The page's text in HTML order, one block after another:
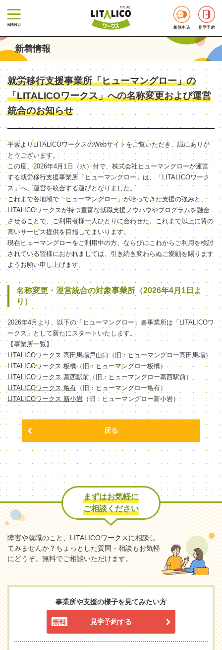
相談申込 見学予約
新着情報
就労移行支援事業所「ヒューマングロー」の
「LITALICOワークス」への名称変更および運営
統合のお知らせ
平素よりLITALICOワークスのWebサイトをご覧いただき、誠にありが
とうございます。
この度、2026年4月1日（水）付で、株式会社ヒューマングローが運営
する就労移行支援事業所「ヒューマングロー」は、「LITALICOワーク
ス」へ、運営を統合する運びとなりました。
これまで各地域で「ヒューマングロー」が培ってきた支援の強みと、
LITALICOワークスが持つ豊富な就職支援ノウハウやプログラムを融合
させることで、ご利用者様一人ひとりに合わせた、これまで以上に質の
高いサービス提供を目指してまいります。
現在ヒューマングローをご利用中の方、ならびにこれからご利用を検討
されている皆様におかれましては、引き続き変わらぬご愛顧を賜ります
ようお願い申し上げます。
名称変更・運営統合の対象事業所（2026年4月1日よ
り）
2026年4月より、以下の「ヒューマングロー」各事業所は「LITALICOワ
ークス」として新たにスタートいたします。
【事業所一覧】
LITALICOワークス 高田馬場戸山口 （旧：ヒューマングロー高田馬場）
LITALICOワークス 板橋（旧：ヒューマングロー板橋）
LITALICOワークス 葛西駅前 （旧：ヒューマングロー葛西駅前）
LITALICOワークス 亀有（旧：ヒューマングロー亀有）
LITALICOワークス 新小岩（旧：ヒューマングロー新小岩）
戻る
まずはお気軽に
ご相談ください
障害や就職のこと、LITALICOワークスに相談し
てみませんか？ちょっとした質問・相談もお気軽
にどうぞ。無料でご相談いただけます。
事業所や支援の様子を見てみたい方
見学予約する